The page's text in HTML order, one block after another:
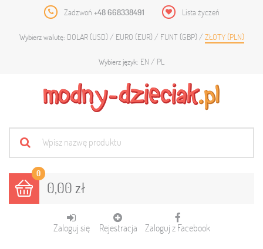
Zadzwoń +48 668338491 Lista życzeń
Wybierz walutę: DOLAR (USD) EURO (EUR) FUNT (GBP) ZŁOTY (PLN)
Wybierz język: EN PL
0
0,00 zł
Zaloguj się Rejestracja Zaloguj z Facebook